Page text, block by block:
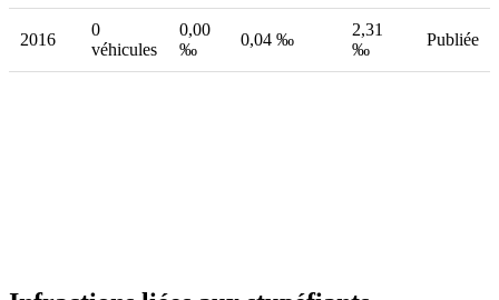
2016
0
véhicules
0,00
‰
0,04 ‰
2,31
‰
Publiée